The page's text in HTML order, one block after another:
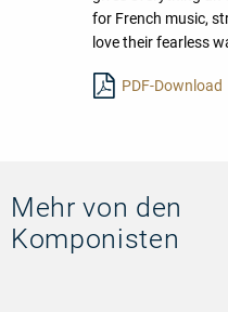
for French music,
love their fearless
PDF-Download
Mehr von den
Komponisten